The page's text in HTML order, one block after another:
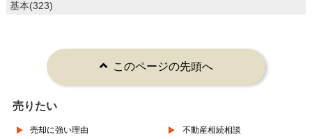
基本(323)
このページの先頭へ
売りたい
売却に強い理由 不動産相続相談